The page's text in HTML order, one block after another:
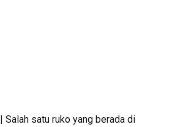
| Salah satu ruko yang berada di